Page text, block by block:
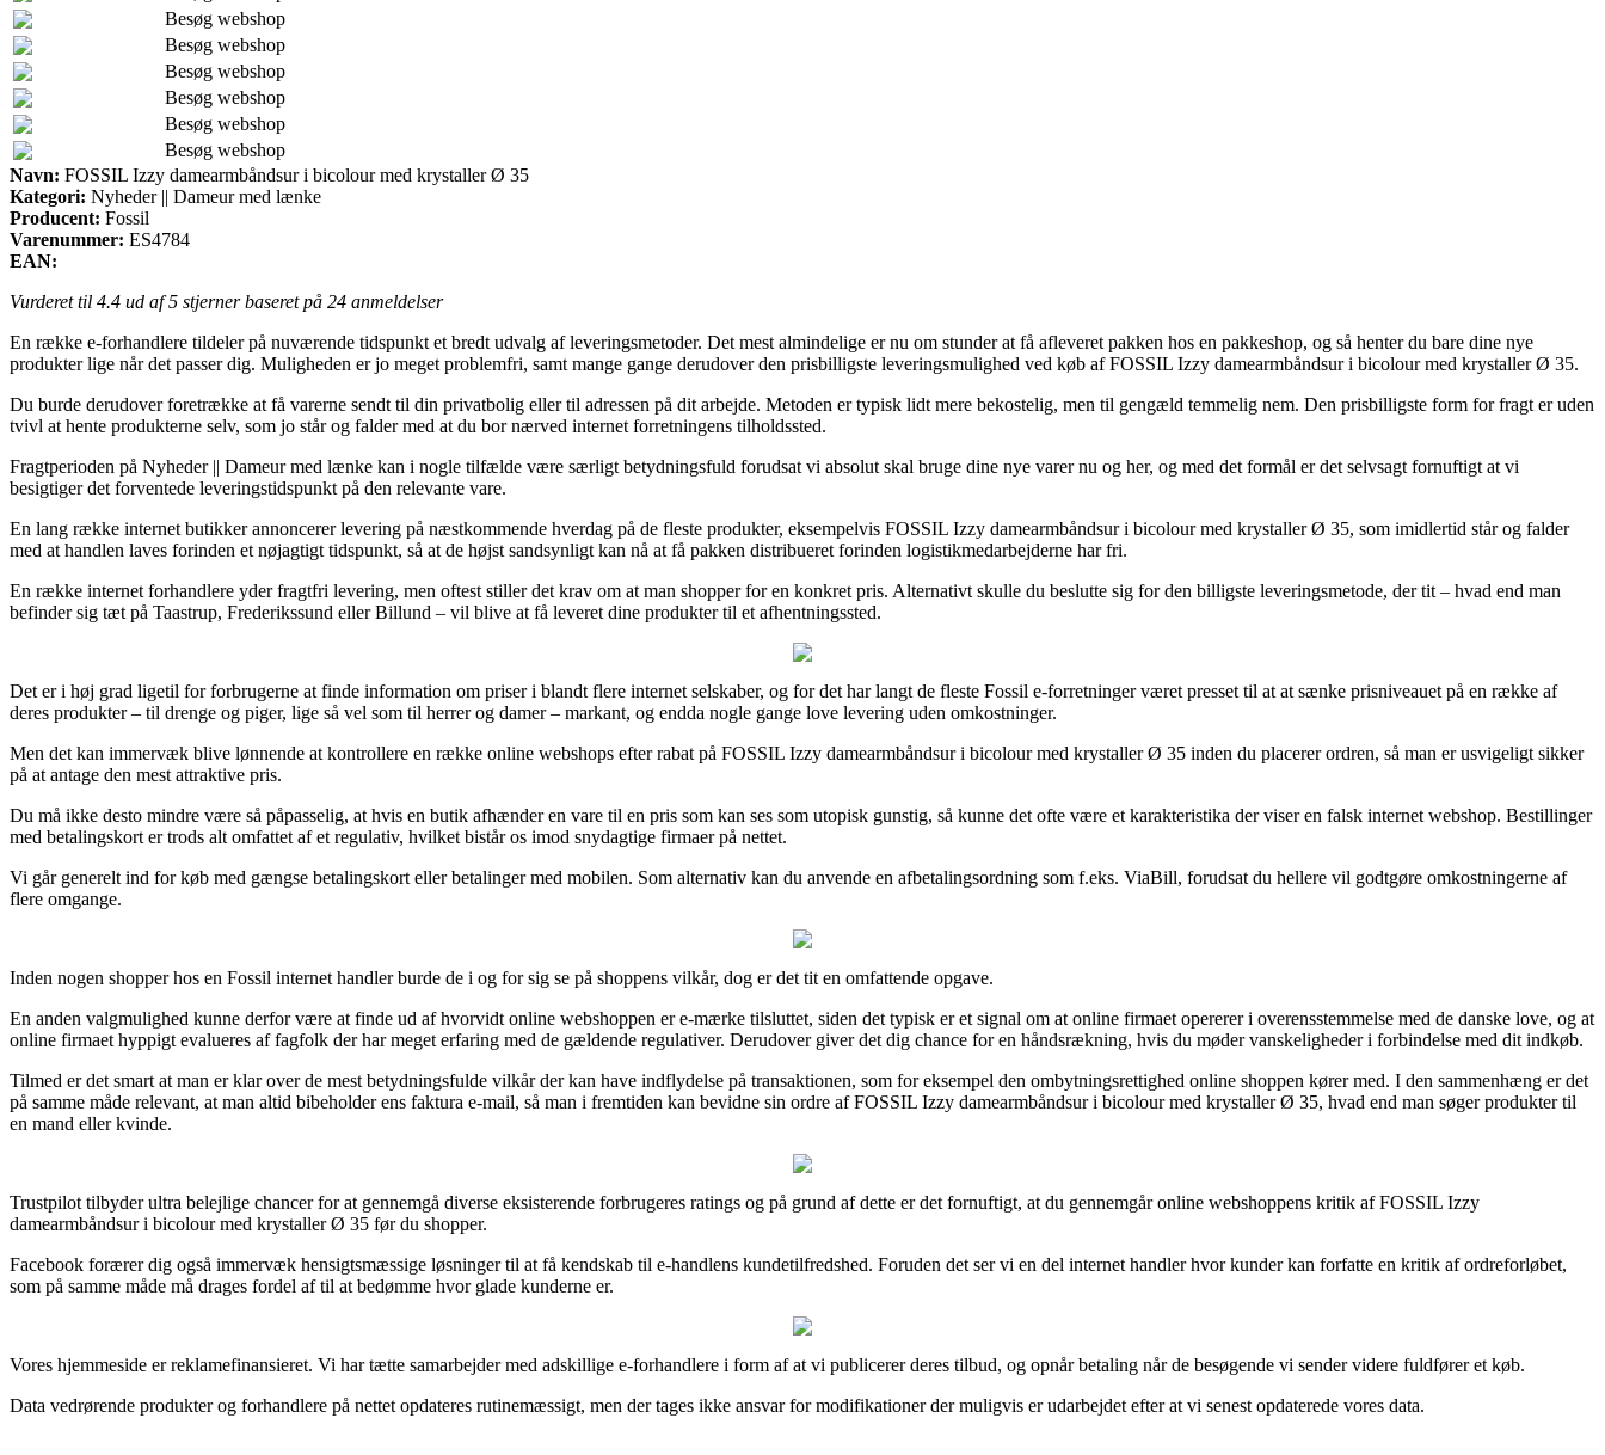
Besøg webshop
Besøg webshop
Besøg webshop
Besøg webshop
Besøg webshop
Besøg webshop
Navn: FOSSIL Izzy damearmbåndsur i bicolour med krystaller Ø 35
Kategori: Nyheder || Dameur med lænke
Producent: Fossil
Varenummer: ES4784
EAN:
Vurderet til 4.4 ud af 5 stjerner baseret på 24 anmeldelser
En række e-forhandlere tildeler på nuværende tidspunkt et bredt udvalg af leveringsmetoder. Det mest almindelige er nu om stunder at få afleveret pakken hos en pakkeshop, og så henter du bare dine nye
produkter lige når det passer dig. Muligheden er jo meget problemfri, samt mange gange derudover den prisbilligste leveringsmulighed ved køb af FOSSIL Izzy damearmbåndsur i bicolour med krystaller Ø 35.
Du burde derudover foretrække at få varerne sendt til din privatbolig eller til adressen på dit arbejde. Metoden er typisk lidt mere bekostelig, men til gengæld temmelig nem. Den prisbilligste form for fragt er uden
tvivl at hente produkterne selv, som jo står og falder med at du bor nærved internet forretningens tilholdssted.
Fragtperioden på Nyheder || Dameur med lænke kan i nogle tilfælde være særligt betydningsfuld forudsat vi absolut skal bruge dine nye varer nu og her, og med det formål er det selvsagt fornuftigt at vi
besigtiger det forventede leveringstidspunkt på den relevante vare.
En lang række internet butikker annoncerer levering på næstkommende hverdag på de fleste produkter, eksempelvis FOSSIL Izzy damearmbåndsur i bicolour med krystaller Ø 35, som imidlertid står og falder
med at handlen laves forinden et nøjagtigt tidspunkt, så at de højst sandsynligt kan nå at få pakken distribueret forinden logistikmedarbejderne har fri.
En række internet forhandlere yder fragtfri levering, men oftest stiller det krav om at man shopper for en konkret pris. Alternativt skulle du beslutte sig for den billigste leveringsmetode, der tit – hvad end man
befinder sig tæt på Taastrup, Frederikssund eller Billund – vil blive at få leveret dine produkter til et afhentningssted.
Det er i høj grad ligetil for forbrugerne at finde information om priser i blandt flere internet selskaber, og for det har langt de fleste Fossil e-forretninger været presset til at at sænke prisniveauet på en række af
deres produkter – til drenge og piger, lige så vel som til herrer og damer – markant, og endda nogle gange love levering uden omkostninger.
Men det kan immervæk blive lønnende at kontrollere en række online webshops efter rabat på FOSSIL Izzy damearmbåndsur i bicolour med krystaller Ø 35 inden du placerer ordren, så man er usvigeligt sikker
på at antage den mest attraktive pris.
Du må ikke desto mindre være så påpasselig, at hvis en butik afhænder en vare til en pris som kan ses som utopisk gunstig, så kunne det ofte være et karakteristika der viser en falsk internet webshop. Bestillinger
med betalingskort er trods alt omfattet af et regulativ, hvilket bistår os imod snydagtige firmaer på nettet.
Vi går generelt ind for køb med gængse betalingskort eller betalinger med mobilen. Som alternativ kan du anvende en afbetalingsordning som f.eks. ViaBill, forudsat du hellere vil godtgøre omkostningerne af
flere omgange.
Inden nogen shopper hos en Fossil internet handler burde de i og for sig se på shoppens vilkår, dog er det tit en omfattende opgave.
En anden valgmulighed kunne derfor være at finde ud af hvorvidt online webshoppen er e-mærke tilsluttet, siden det typisk er et signal om at online firmaet opererer i overensstemmelse med de danske love, og at
online firmaet hyppigt evalueres af fagfolk der har meget erfaring med de gældende regulativer. Derudover giver det dig chance for en håndsrækning, hvis du møder vanskeligheder i forbindelse med dit indkøb.
Tilmed er det smart at man er klar over de mest betydningsfulde vilkår der kan have indflydelse på transaktionen, som for eksempel den ombytningsrettighed online shoppen kører med. I den sammenhæng er det
på samme måde relevant, at man altid bibeholder ens faktura e-mail, så man i fremtiden kan bevidne sin ordre af FOSSIL Izzy damearmbåndsur i bicolour med krystaller Ø 35, hvad end man søger produkter til
en mand eller kvinde.
Trustpilot tilbyder ultra belejlige chancer for at gennemgå diverse eksisterende forbrugeres ratings og på grund af dette er det fornuftigt, at du gennemgår online webshoppens kritik af FOSSIL Izzy
damearmbåndsur i bicolour med krystaller Ø 35 før du shopper.
Facebook forærer dig også immervæk hensigtsmæssige løsninger til at få kendskab til e-handlens kundetilfredshed. Foruden det ser vi en del internet handler hvor kunder kan forfatte en kritik af ordreforløbet,
som på samme måde må drages fordel af til at bedømme hvor glade kunderne er.
Vores hjemmeside er reklamefinansieret. Vi har tætte samarbejder med adskillige e-forhandlere i form af at vi publicerer deres tilbud, og opnår betaling når de besøgende vi sender videre fuldfører et køb.
Data vedrørende produkter og forhandlere på nettet opdateres rutinemæssigt, men der tages ikke ansvar for modifikationer der muligvis er udarbejdet efter at vi senest opdaterede vores data.